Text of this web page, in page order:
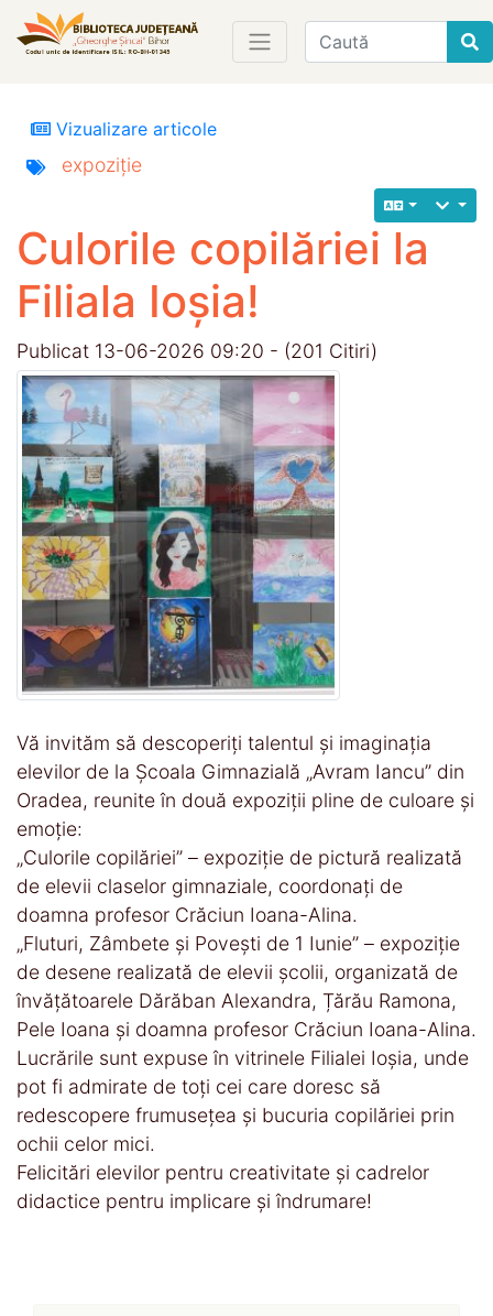
Find
Vizualizare articole
expoziție
Culorile copilăriei la
Filiala Ioșia!
Publicat 13-06-2026 09:20 - (201 Citiri)
Vă invităm să descoperiți talentul și imaginația
elevilor de la Școala Gimnazială „Avram Iancu” din
Oradea, reunite în două expoziții pline de culoare și
emoție:
„Culorile copilăriei” – expoziție de pictură realizată
de elevii claselor gimnaziale, coordonați de
doamna profesor Crăciun Ioana-Alina.
„Fluturi, Zâmbete și Povești de 1 Iunie” – expoziție
de desene realizată de elevii școlii, organizată de
învățătoarele Dărăban Alexandra, Țărău Ramona,
Pele Ioana și doamna profesor Crăciun Ioana-Alina.
Lucrările sunt expuse în vitrinele Filialei Ioșia, unde
pot fi admirate de toți cei care doresc să
redescopere frumusețea și bucuria copilăriei prin
ochii celor mici.
Felicitări elevilor pentru creativitate și cadrelor
didactice pentru implicare și îndrumare!